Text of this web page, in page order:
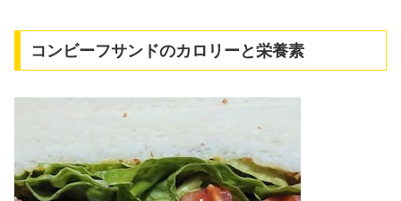
コンビーフサンドのカロリーと栄養素